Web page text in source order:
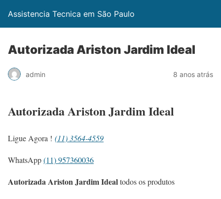
Assistencia Tecnica em São Paulo
Autorizada Ariston Jardim Ideal
admin 8 anos atrás
Autorizada Ariston Jardim Ideal
Ligue Agora ! (11) 3564-4559
WhatsApp(11) 957360036
Autorizada Ariston Jardim Idealtodos os produtos